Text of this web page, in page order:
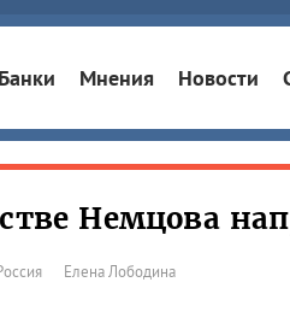
Банки Мнения Новости
Немцова
Елена Лободина